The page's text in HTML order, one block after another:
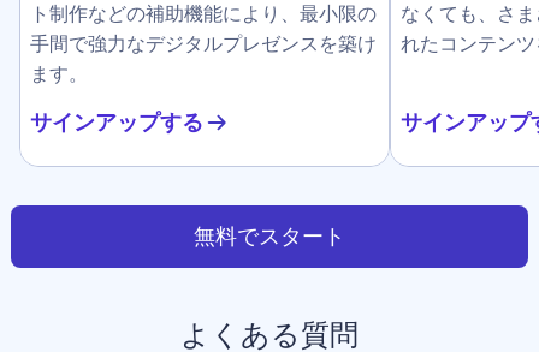
ト制作などの補助機能により、最小限の
手間で強力なデジタルプレゼンスを築け
ます。
サインアップする
なくても、さ
れたコンテン
サインアップ
無料でスタート
よくある質問